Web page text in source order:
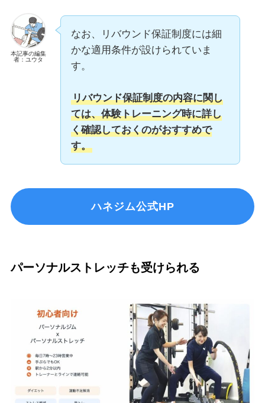
本記事の編集
者：ユウタ
なお、リバウンド保証制度には細
かな適用条件が設けられていま
す。
リバウンド保証制度の内容に関し
ては、体験トレーニング時に詳し
く確認しておくのがおすすめで
す。
ハネジム公式HP
パーソナルストレッチも受けられる